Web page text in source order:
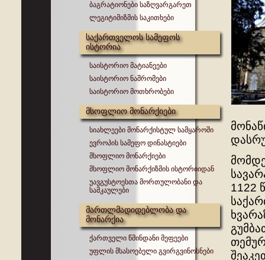
ბაგრატიონები საზღვარგარეთ
ლეგიტიმიზმის საკითხები
საქართველოს სამეფოს
ისტორია
საისტორიო მატიანეები
საისტორიო ნაშრომები
საისტორიო მოთხრობები
მსოფლიო მონარქიები
სიახლეები მონარქისტულ სამყაროში
ევროპის სამეფო დინასტიები
მსოფლიო მონარქიები
მსოფლიო მონარქიზმის ისტორიიდან
უავგუსტოესთა მორთულობანი და
სამკაულები
მართლმადიდებლობა და
მონარქია
ქართველი წმინდანი მეფეები
უფლის მსასოებელი გვირგვინოსნები
1122